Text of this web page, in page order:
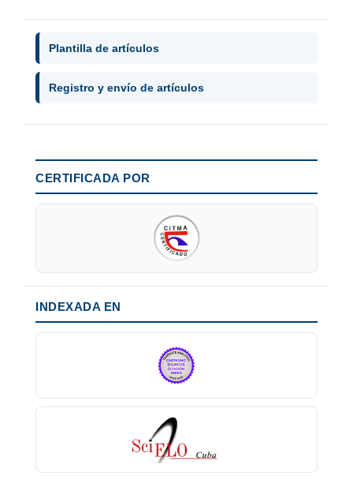
Plantilla de artículos
Registro y envío de artículos
CERTIFICADA POR
INDEXADA EN